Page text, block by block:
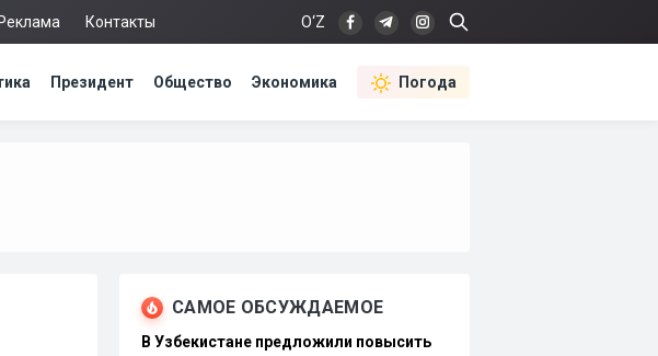
Реклама Контакты O‘Z
Президент Общество Экономика Погода
САМОЕ ОБСУЖДАЕМОЕ
В Узбекистане предложили повысить